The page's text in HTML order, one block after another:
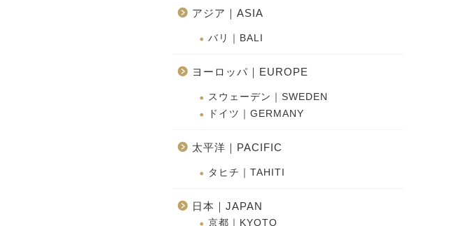
アジア｜ASIA
バリ｜BALI
ヨーロッパ｜EUROPE
スウェーデン｜SWEDEN
ドイツ｜GERMANY
太平洋｜PACIFIC
タヒチ｜TAHITI
日本｜JAPAN
京都｜KYOTO